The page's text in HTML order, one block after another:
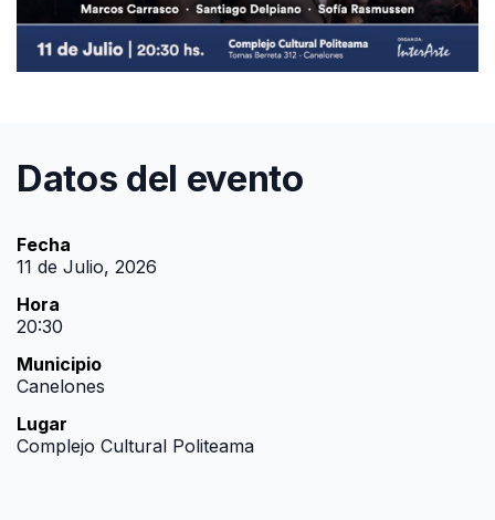
Datos del evento
Fecha
11 de Julio, 2026
Hora
20:30
Municipio
Canelones
Lugar
Complejo Cultural Politeama